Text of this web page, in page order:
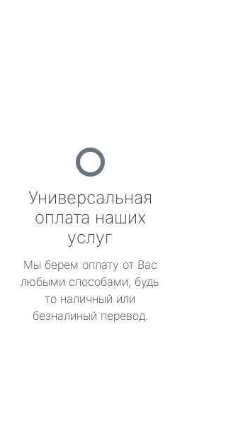
Универсальная
оплата наших
услуг
Мы берем оплату от Вас
любыми способами, будь
то наличный или
безналиный перевод.